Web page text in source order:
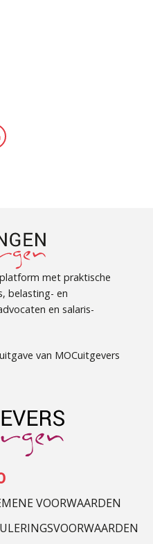
met praktische
belasting- en
en salaris-
van MOCuitgevers
VOORWAARDEN